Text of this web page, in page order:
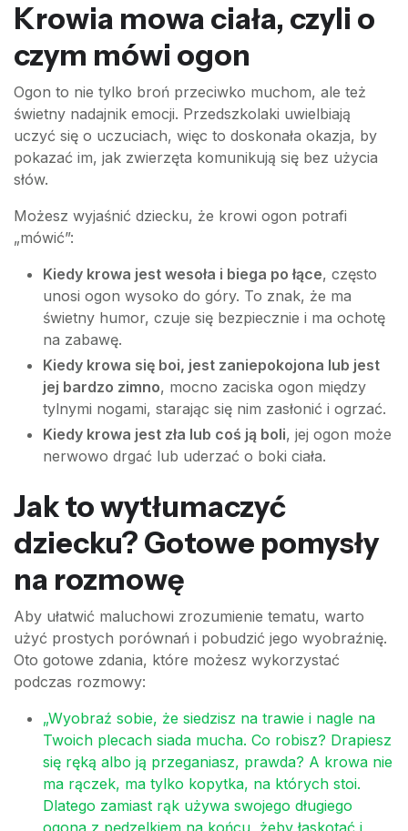
Krowia mowa ciała, czyli o
czym mówi ogon
Ogon to nie tylko broń przeciwko muchom, ale też
świetny nadajnik emocji. Przedszkolaki uwielbiają
uczyć się o uczuciach, więc to doskonała okazja, by
pokazać im, jak zwierzęta komunikują się bez użycia
słów.
Możesz wyjaśnić dziecku, że krowi ogon potrafi
„mówić”:
Kiedy krowa jest wesoła i biega po łące, często
unosi ogon wysoko do góry. To znak, że ma
świetny humor, czuje się bezpiecznie i ma ochotę
na zabawę.
Kiedy krowa się boi, jest zaniepokojona lub jest
jej bardzo zimno, mocno zaciska ogon między
tylnymi nogami, starając się nim zasłonić i ogrzać.
Kiedy krowa jest zła lub coś ją boli, jej ogon może
nerwowo drgać lub uderzać o boki ciała.
Jak to wytłumaczyć
dziecku? Gotowe pomysły
na rozmowę
Aby ułatwić maluchowi zrozumienie tematu, warto
użyć prostych porównań i pobudzić jego wyobraźnię.
Oto gotowe zdania, które możesz wykorzystać
podczas rozmowy:
„Wyobraź sobie, że siedzisz na trawie i nagle na
Twoich plecach siada mucha. Co robisz? Drapiesz
się ręką albo ją przeganiasz, prawda? A krowa nie
ma rączek, ma tylko kopytka, na których stoi.
Dlatego zamiast rąk używa swojego długiego